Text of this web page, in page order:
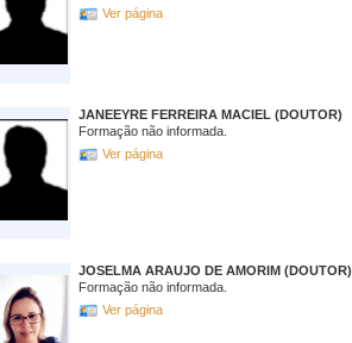
Ver página
JANEEYRE FERREIRA MACIEL (DOUTOR)
Formação não informada.
Ver página
JOSELMA ARAUJO DE AMORIM (DOUTOR)
Formação não informada.
Ver página